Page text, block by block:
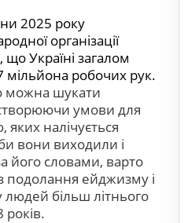
2025 року
організації
Україні загалом
мільйона робочих рук.
можна шукати
умови для
яких налічується
вони виходили і
його словами, варто
подолання ейджизму і
більш літнього
років.